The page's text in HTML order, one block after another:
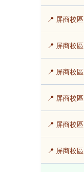
📍 屏商校區
📍 屏商校區
📍 屏商校區
📍 屏商校區
📍 屏商校區
📍 屏商校區